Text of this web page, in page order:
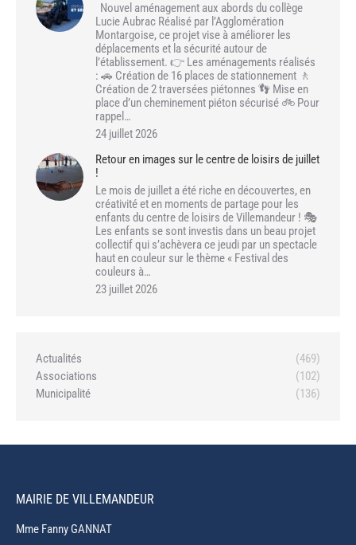
Nouvel aménagement aux abords du collège
Lucie Aubrac Réalisé par l’Agglomération
Montargoise, ce projet vise à améliorer les
déplacements et la sécurité autour de
l’établissement. 👉 Les aménagements réalisés
: 🚗 Création de 16 places de stationnement 🚶
Création de 2 traversées piétonnes 👣 Mise en
place d’un cheminement piéton sécurisé 🚲 Pour
rappel…
24 juillet 2026
Retour en images sur le centre de loisirs de juillet
!
Le mois de juillet a été riche en découvertes, en
créativité et en moments de partage pour les
enfants du centre de loisirs de Villemandeur ! 🎭
Les enfants se sont investis dans un beau projet
collectif qui s’achèvera ce jeudi par un spectacle
haut en couleur sur le thème « Festival des
couleurs à…
23 juillet 2026
Actualités
(469)
Associations
(102)
Municipalité
(136)
MAIRIE DE VILLEMANDEUR
Mme Fanny GANNAT